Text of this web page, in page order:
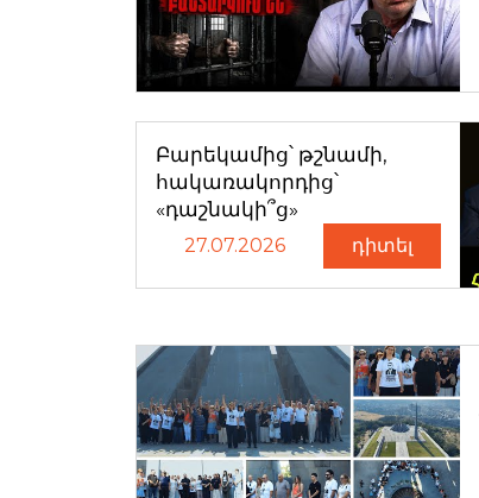
Բարեկամից՝ թշնամի,
հակառակորդից՝
«դաշնակի՞ց»
27.07.2026 դիտել